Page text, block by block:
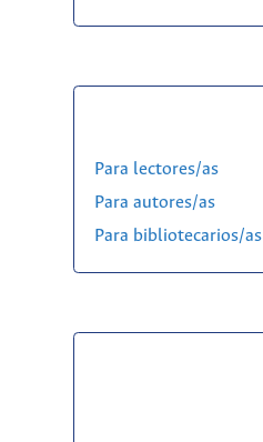
Para lectores/as
Para autores/as
Para bibliotecarios/as